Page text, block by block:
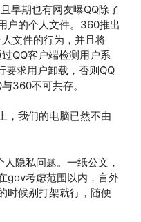
早期也有网友曝QQ除了
户的个人文件。360推出
文件的行为，并且将
QQ客户端检测用户系
要求用户卸载，否则QQ
360不可共存。
，我们的电脑已然不由
隐私问题。一纸公文，
gov考虑范围以内，言外
时候别打架就行，随便